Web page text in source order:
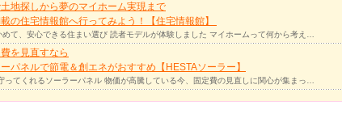
地探しから夢のマイホーム実現まで
の住宅情報館へ行ってみよう！【住宅情報館】
めて、安心できる住まい選び 読者モデルが体験しました マイホームって何から考え…
を見直すなら
パネルで節電＆創エネがおすすめ【HESTAソーラー】
ってくれるソーラーパネル 物価が高騰している今、固定費の見直しに関心が集まっ…